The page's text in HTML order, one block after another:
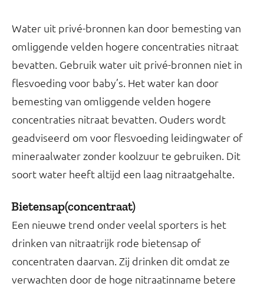
Water uit privé-bronnen kan door bemesting van
omliggende velden hogere concentraties nitraat
bevatten. Gebruik water uit privé-bronnen niet in
flesvoeding voor baby’s. Het water kan door
bemesting van omliggende velden hogere
concentraties nitraat bevatten. Ouders wordt
geadviseerd om voor flesvoeding leidingwater of
mineraalwater zonder koolzuur te gebruiken. Dit
soort water heeft altijd een laag nitraatgehalte.
Bietensap(concentraat)
Een nieuwe trend onder veelal sporters is het
drinken van nitraatrijk rode bietensap of
concentraten daarvan. Zij drinken dit omdat ze
verwachten door de hoge nitraatinname betere